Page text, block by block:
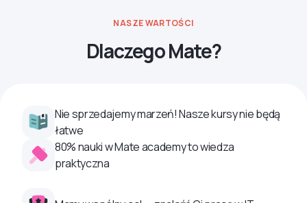
NASZE WARTOŚCI
Dlaczego Mate?
Nie sprzedajemy marzeń! Nasze kursy nie będą
łatwe
80% nauki w Mate academy to wiedza
praktyczna